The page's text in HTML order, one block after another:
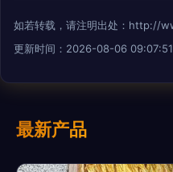
如若转载，请注明出处：http://
更新时间：2026-08-06 09:07:51
最新产品